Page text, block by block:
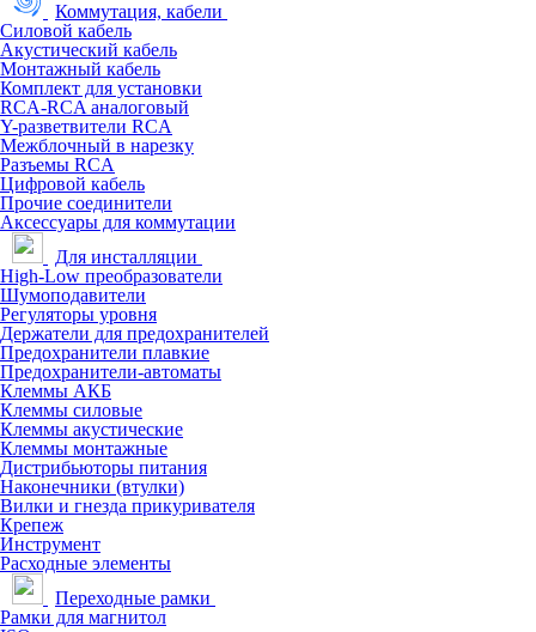
Коммутация, кабели
Силовой кабель
Акустический кабель
Монтажный кабель
Комплект для установки
RCA-RCA аналоговый
Y-разветвители RCA
Межблочный в нарезку
Разъемы RCA
Цифровой кабель
Прочие соединители
Аксессуары для коммутации
Для инсталляции
High-Low преобразователи
Шумоподавители
Регуляторы уровня
Держатели для предохранителей
Предохранители плавкие
Предохранители-автоматы
Клеммы АКБ
Клеммы силовые
Клеммы акустические
Клеммы монтажные
Дистрибьюторы питания
Наконечники (втулки)
Вилки и гнезда прикуривателя
Крепеж
Инструмент
Расходные элементы
Переходные рамки
Рамки для магнитол